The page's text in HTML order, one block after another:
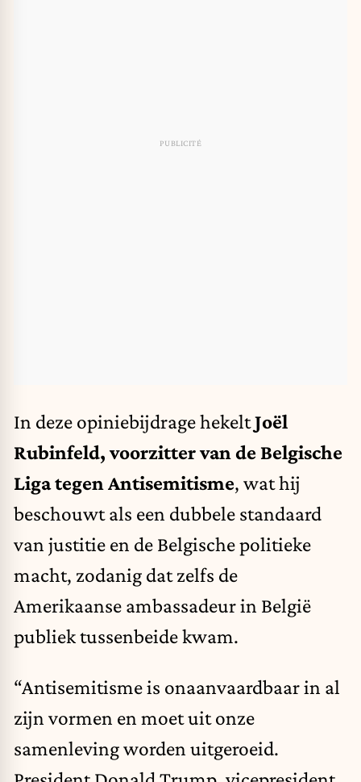
In deze opiniebijdrage hekeltJoël
Rubinfeld, voorzitter van de Belgische
Liga tegen Antisemitisme, wat hij
beschouwt als een dubbele standaard
van justitie en de Belgische politieke
macht, zodanig dat zelfs de
Amerikaanse ambassadeur in België
publiek tussenbeide kwam.
“Antisemitisme is onaanvaardbaar in al
zijn vormen en moet uit onze
samenleving worden uitgeroeid.